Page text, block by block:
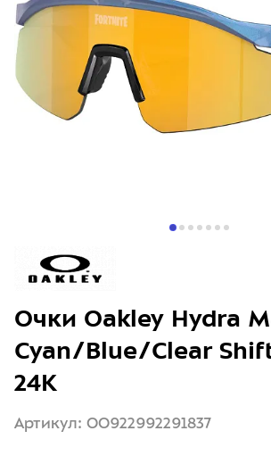
Очки Oakley Hydra
Cyan/Blue/Clear
24K
Артикул: OO922992291837